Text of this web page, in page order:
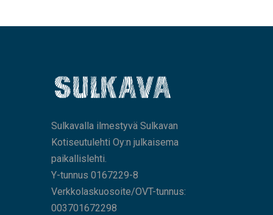
Sulkavalla ilmestyvä Sulkavan
Kotiseutulehti Oy:n julkaisema
paikallislehti.
Y-tunnus 0167229-8
Verkkolaskuosoite/OVT-tunnus:
003701672298